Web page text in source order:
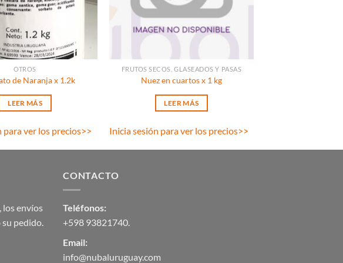
OTROS
de Naranja x 1.2k
LEER MÁS
para ver los precios>>
FRUTOS SECOS, GLASEADOS Y PASAS
Nuez en cuartos x 1 kg
LEER MÁS
Inicia sesión para ver los precios>>
los envíos
pedido.
CONTACTO
Teléfonos:
+598 93821740
Email:
info@nubaluruguay.com